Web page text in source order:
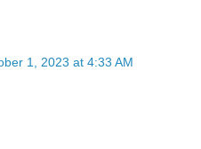
1, 2023 at 4:33 AM